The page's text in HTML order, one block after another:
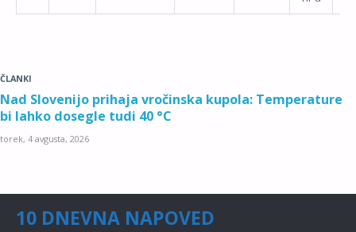
ČLANKI
Nad Slovenijo prihaja vročinska kupola: Temperature
bi lahko dosegle tudi 40 °C
torek, 4 avgusta, 2026
10 DNEVNA NAPOVED